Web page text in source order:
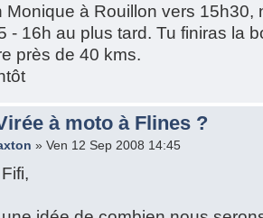
Monique à Rouillon vers 15h30,
- 16h au plus tard. Tu finiras la
près de 40 kms.
à moto à Flines ?
» Ven 12 Sep 2008 14:45